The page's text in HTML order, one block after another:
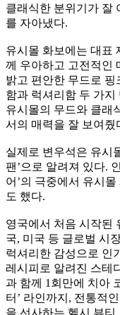
클래식한 분위기가 잘
를 자아냈다.
유시몰 화보에는 대표
께 우아하고 고전적인
밝고 편안한 무드로
함과 럭셔리함 두 가지
유시몰의 무드와 클래
서의 매력을 잘 보여줬
실제로 변우석은 유시
팬’으로 알려져 있다.
어’의 극중에서 유시
도 했다.
영국에서 처음 시작된
국, 미국 등 글로벌 시
럭셔리한 감성으로 인
레시피로 알려진 스테
과 함께 1회만에 치아
터’ 라인까지, 전통적
을 선사하는 헬시 뷰